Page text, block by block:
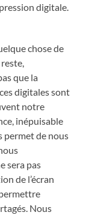
digitale.
chose de
reste,
que la
digitales sont
notre
inépuisable
permet de nous
sera pas
de l’écran
Nous